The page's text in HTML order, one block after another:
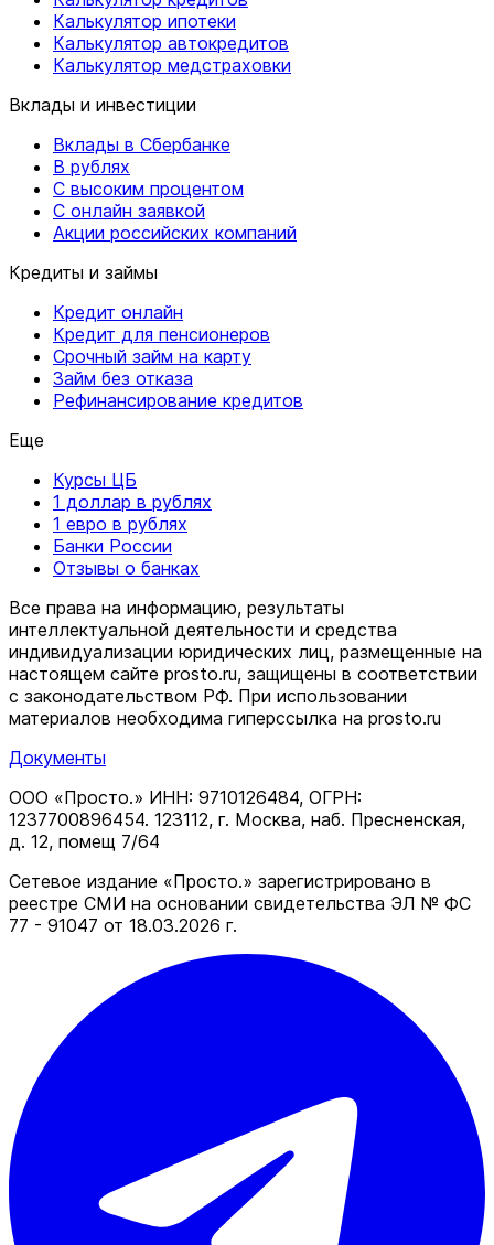
Калькулятор ипотеки
Калькулятор автокредитов
Калькулятор медстраховки
Вклады и инвестиции
Вклады в Сбербанке
В рублях
С высоким процентом
С онлайн заявкой
Акции российских компаний
Кредиты и займы
Кредит онлайн
Кредит для пенсионеров
Срочный займ на карту
Займ без отказа
Рефинансирование кредитов
Еще
Курсы ЦБ
1 доллар в рублях
1 евро в рублях
Банки России
Отзывы о банках
Все права на информацию, результаты
интеллектуальной деятельности и средства
индивидуализации юридических лиц, размещенные на
настоящем сайте prosto.ru, защищены в соответствии
c законодательством РФ. При использовании
материалов необходима гиперссылка на prosto.ru
Документы
ООО «Просто.» ИНН: 9710126484, ОГРН:
1237700896454. 123112, г. Москва, наб. Пресненская,
д. 12, помещ 7/64
Сетевое издание «Просто.» зарегистрировано в
реестре СМИ на основании свидетельства ЭЛ № ФС
77 - 91047 от 18.03.2026 г.